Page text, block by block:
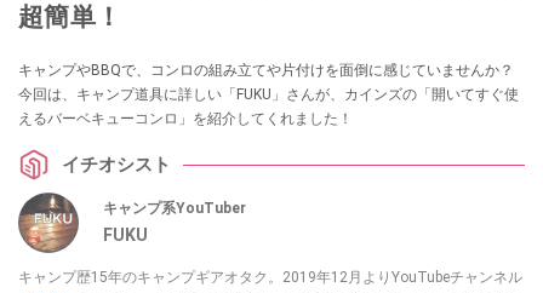
超簡単！
キャンプやBBQで、コンロの組み立てや片付けを面倒に感じていませんか？
今回は、キャンプ道具に詳しい「FUKU」さんが、カインズの「開いてすぐ使
えるバーベキューコンロ」を紹介してくれました！
イチオシスト
キャンプ系YouTuber
FUKU
キャンプ歴15年のキャンプギアオタク。2019年12月よりYouTubeチャンネル